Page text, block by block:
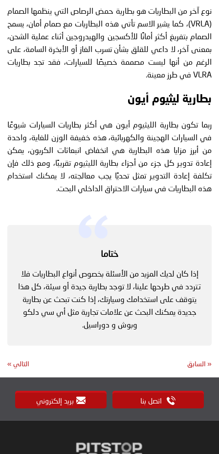
نوع آخر من البطاريات هو بطارية حمض الرصاص التي ينظمها الصمام
(VRLA)، كما يشير الاسم تأتي هذه البطاريات مع صمام أمان، يسمح
الصمام بتفريغ أكثر أمانًا للأكسجين والهيدروجين أثناء عملية الشحن،
بمعنى آخر، لا داعي للقلق بشأن تسرب الغاز أو الأبخرة السامة، على
الرغم من أنها ليست مصممة خصيصًا للسيارات، فقد تجد بطاريات
VLRA في طرز معينة.
بطارية ليثيوم أيون
ربما تكون بطارية الليثيوم أيون هي أكثر بطاريات السيارات شيوعًا
في السيارات الهجينة والكهربائية، هذه خفيفة الوزن للغاية، واحدة
من أبرز مزايا هذه البطارية هي انخفاض انبعاثات الكربون، يمكن
إعادة تدوير كل جزء من أجزاء بطارية الليثيوم تقريبًا، ومع ذلك فإن
تكلفة إعادة التدوير تمثل تحديًا يجب معالجته، لا يمكنك استخدام
هذه البطاريات في سيارات الاحتراق الداخلي البحت.
ختاما
إذا كان لديك المزيد من الأسئلة بخصوص أنواع البطاريات فلا
تتردد في طرحها علينا، لا توجد بطارية جيدة أو سيئة، كل هذا
يتوقف على استخدامك وسيارتك، إذا كنت تبحث عن بطارية
جديدة يمكنك البحث عن علامات تجارية مثل أي سي دلكو
وبوش و دوراسيل.
« السابق التالي »
اتصل بنا بريد إلكتروني